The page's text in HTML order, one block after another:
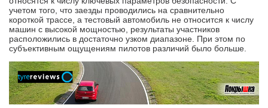
учетом того, что заезды проводились на сравнительно
короткой трассе, а тестовый автомобиль не относится к числу
машин с высокой мощностью, результаты участников
расположились в достаточно узком диапазоне. При этом по
субъективным ощущениям пилотов различий было больше.